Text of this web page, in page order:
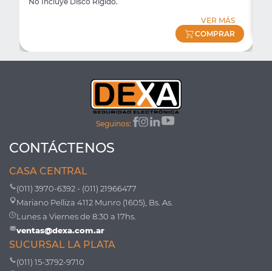
VER MÁS
COMPRAR
Seguinos:
CONTÁCTENOS
CASA CENTRAL
(011) 3970-6392 - (011) 21966477
Mariano Pelliza 4112 Munro (1605), Bs. As.
Lunes a Viernes de 8:30 a 17hs.
ventas@dexa.com.ar
SUCURSAL LA PLATA
(011) 15-3792-9710